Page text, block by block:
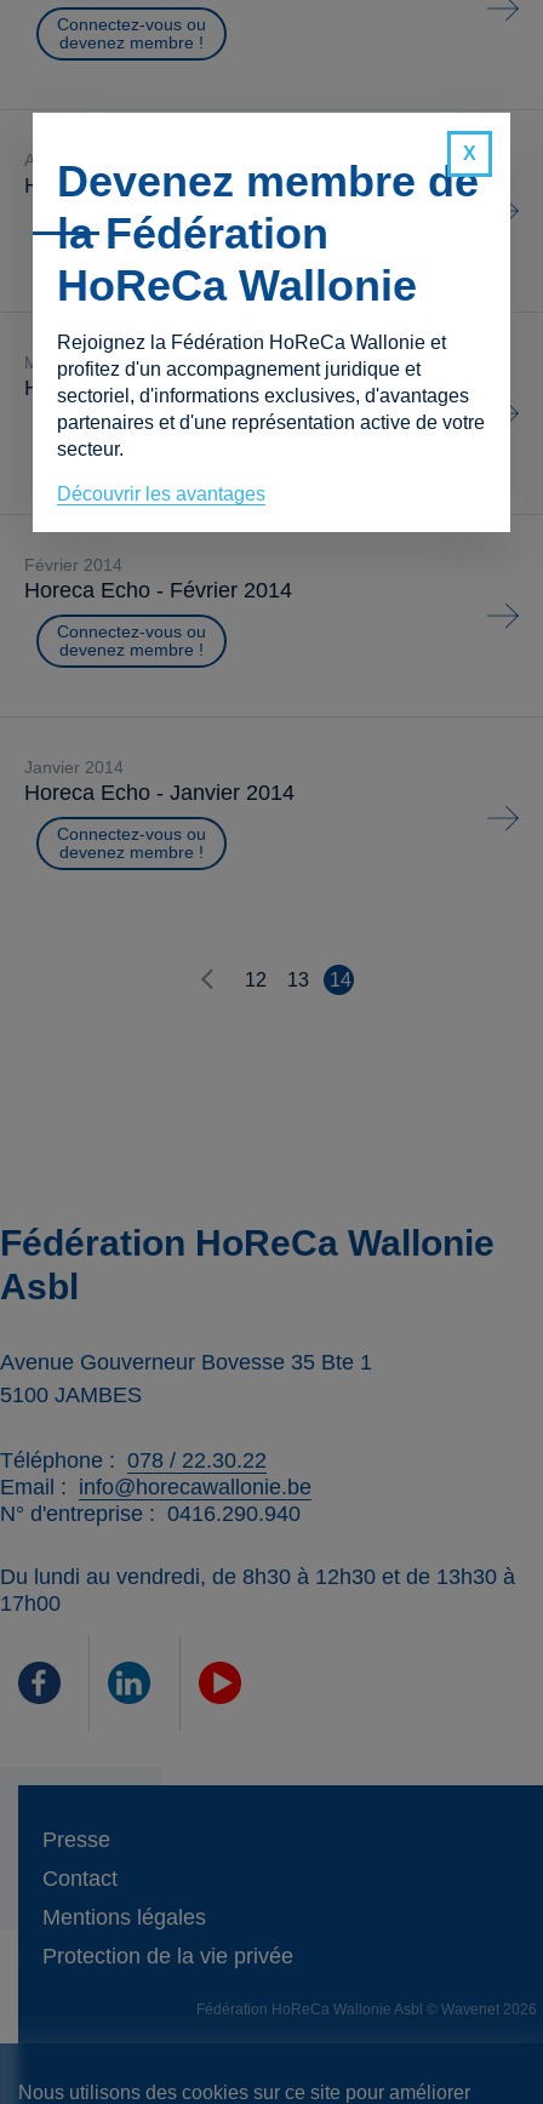
Nous utilisons des cookies sur ce site pour améliorer
Connectez-vous ou
devenez membre !
Horeca Echo - Avril 2014
Connectez-vous ou
devenez membre !
mars 2014
Horeca Echo - Mars 2014
Connectez-vous ou
devenez membre !
février 2014
Horeca Echo - Février 2014
Connectez-vous ou
devenez membre !
janvier 2014
Horeca Echo - Janvier 2014
Connectez-vous ou
devenez membre !
12 13 14
Fédération HoReCa Wallonie
Asbl
Avenue Gouverneur Bovesse 35 Bte 1
5100 JAMBES
Téléphone
078 / 22.30.22
Email
info@horecawallonie.be
N° d'entreprise
0416.290.940
Du lundi au vendredi, de 8h30 à 12h30 et de 13h30 à
17h00
Presse
Contact
Mentions légales
Protection de la vie privée
Fédération HoReCa Wallonie Asbl © Wavenet 2026
Devenez membre de
la Fédération
HoReCa Wallonie
Rejoignez la Fédération HoReCa Wallonie et
profitez d'un accompagnement juridique et
sectoriel, d'informations exclusives, d'avantages
partenaires et d'une représentation active de votre
secteur.
Découvrir les avantages